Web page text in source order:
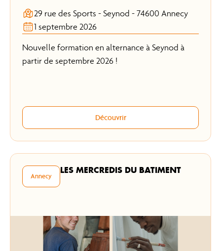
29 rue des Sports - Seynod - 74600 Annecy
1 septembre 2026
Nouvelle formation en alternance à Seynod à
partir de septembre 2026 !
Découvrir
Annecy
LES MERCREDIS DU BATIMENT